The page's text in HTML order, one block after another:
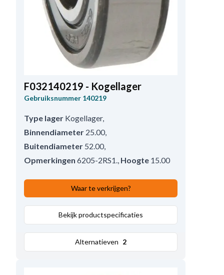
F032140219 - Kogellager
Gebruiksnummer 140219
Type lager Kogellager,
Binnendiameter 25.00,
Buitendiameter 52.00,
Opmerkingen 6205-2RS1., Hoogte 15.00
Waar te verkrijgen?
Bekijk productspecificaties
Alternatieven 2